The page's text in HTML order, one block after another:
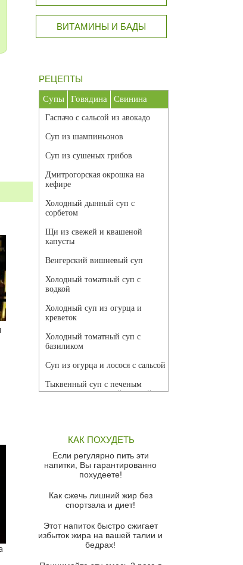
ВИТАМИНЫ И БАДЫ
РЕЦЕПТЫ
Супы Говядина Свинина
Гаспачо с сальсой из авокадо
Суп из шампиньонов
Суп из сушеных грибов
Дмитрогорская окрошка на
кефире
Холодный дынный суп с
сорбетом
Щи из свежей и квашеной
капусты
Венгерский вишневый суп
Холодный томатный суп с
водкой
Холодный суп из огурца и
креветок
Холодный томатный суп с
базиликом
Суп из огурца и лосося с сальсой
Тыквенный суп с печеным
чесноком и томатной сальсой
красного перца
Парижский луковый суп
Суп из спаржи и горошка с
Суп-крем из цветной капусты
Французский луковый суп
Суп из баклажанов с моцареллой
КАК ПОХУДЕТЬ
Если регулярно пить эти
напитки, Вы гарантированно
похудеете!
Как сжечь лишний жир без
спортзала и диет!
Этот напиток быстро сжигает
избыток жира на вашей талии и
бедрах!